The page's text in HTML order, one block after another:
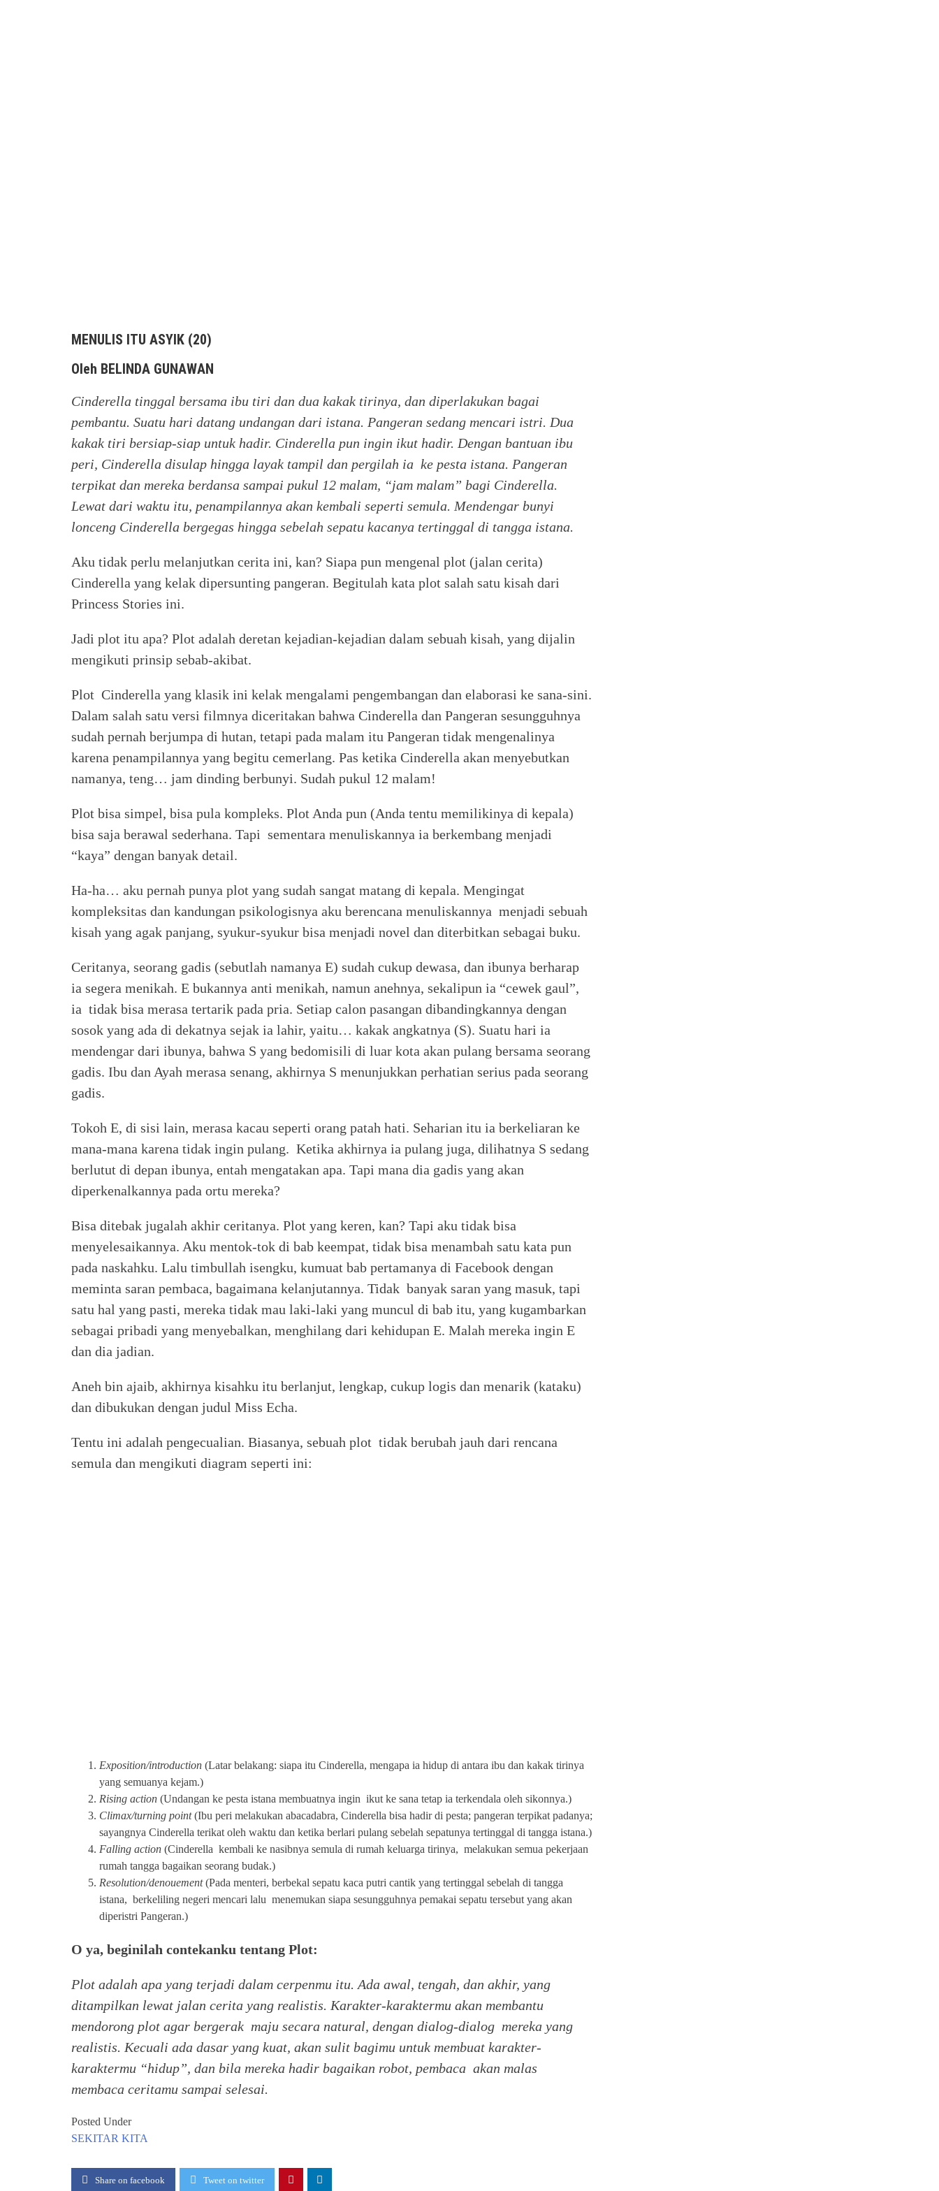
MENULIS ITU ASYIK (20)
Oleh BELINDA GUNAWAN
Cinderella tinggal bersama ibu tiri dan dua kakak tirinya, dan diperlakukan bagai
pembantu. Suatu hari datang undangan dari istana. Pangeran sedang mencari istri. Dua
kakak tiri bersiap-siap untuk hadir. Cinderella pun ingin ikut hadir. Dengan bantuan ibu
peri, Cinderella disulap hingga layak tampil dan pergilah ia ke pesta istana. Pangeran
terpikat dan mereka berdansa sampai pukul 12 malam, “jam malam” bagi Cinderella.
Lewat dari waktu itu, penampilannya akan kembali seperti semula. Mendengar bunyi
lonceng Cinderella bergegas hingga sebelah sepatu kacanya tertinggal di tangga istana.
Aku tidak perlu melanjutkan cerita ini, kan? Siapa pun mengenal plot (jalan cerita)
Cinderella yang kelak dipersunting pangeran. Begitulah kata plot salah satu kisah dari
Princess Stories ini.
Jadi plot itu apa? Plot adalah deretan kejadian-kejadian dalam sebuah kisah, yang dijalin
mengikuti prinsip sebab-akibat.
Plot Cinderella yang klasik ini kelak mengalami pengembangan dan elaborasi ke sana-sini.
Dalam salah satu versi filmnya diceritakan bahwa Cinderella dan Pangeran sesungguhnya
sudah pernah berjumpa di hutan, tetapi pada malam itu Pangeran tidak mengenalinya
karena penampilannya yang begitu cemerlang. Pas ketika Cinderella akan menyebutkan
namanya, teng… jam dinding berbunyi. Sudah pukul 12 malam!
Plot bisa simpel, bisa pula kompleks. Plot Anda pun (Anda tentu memilikinya di kepala)
bisa saja berawal sederhana. Tapi sementara menuliskannya ia berkembang menjadi
“kaya” dengan banyak detail.
Ha-ha… aku pernah punya plot yang sudah sangat matang di kepala. Mengingat
kompleksitas dan kandungan psikologisnya aku berencana menuliskannya menjadi sebuah
kisah yang agak panjang, syukur-syukur bisa menjadi novel dan diterbitkan sebagai buku.
Ceritanya, seorang gadis (sebutlah namanya E) sudah cukup dewasa, dan ibunya berharap
ia segera menikah. E bukannya anti menikah, namun anehnya, sekalipun ia “cewek gaul”,
ia tidak bisa merasa tertarik pada pria. Setiap calon pasangan dibandingkannya dengan
sosok yang ada di dekatnya sejak ia lahir, yaitu… kakak angkatnya (S). Suatu hari ia
mendengar dari ibunya, bahwa S yang bedomisili di luar kota akan pulang bersama seorang
gadis. Ibu dan Ayah merasa senang, akhirnya S menunjukkan perhatian serius pada seorang
gadis.
Tokoh E, di sisi lain, merasa kacau seperti orang patah hati. Seharian itu ia berkeliaran ke
mana-mana karena tidak ingin pulang. Ketika akhirnya ia pulang juga, dilihatnya S sedang
berlutut di depan ibunya, entah mengatakan apa. Tapi mana dia gadis yang akan
diperkenalkannya pada ortu mereka?
Bisa ditebak jugalah akhir ceritanya. Plot yang keren, kan? Tapi aku tidak bisa
menyelesaikannya. Aku mentok-tok di bab keempat, tidak bisa menambah satu kata pun
pada naskahku. Lalu timbullah isengku, kumuat bab pertamanya di Facebook dengan
meminta saran pembaca, bagaimana kelanjutannya. Tidak banyak saran yang masuk, tapi
satu hal yang pasti, mereka tidak mau laki-laki yang muncul di bab itu, yang kugambarkan
sebagai pribadi yang menyebalkan, menghilang dari kehidupan E. Malah mereka ingin E
dan dia jadian.
Aneh bin ajaib, akhirnya kisahku itu berlanjut, lengkap, cukup logis dan menarik (kataku)
dan dibukukan dengan judul Miss Echa.
Tentu ini adalah pengecualian. Biasanya, sebuah plot tidak berubah jauh dari rencana
semula dan mengikuti diagram seperti ini:
Exposition/introduction (Latar belakang: siapa itu Cinderella, mengapa ia hidup di antara ibu dan kakak tirinya
yang semuanya kejam.)
Rising action (Undangan ke pesta istana membuatnya ingin ikut ke sana tetap ia terkendala oleh sikonnya.)
Climax/turning point(Ibu peri melakukan abacadabra, Cinderella bisa hadir di pesta; pangeran terpikat padanya;
sayangnya Cinderella terikat oleh waktu dan ketika berlari pulang sebelah sepatunya tertinggal di tangga istana.)
Falling action (Cinderella kembali ke nasibnya semula di rumah keluarga tirinya, melakukan semua pekerjaan
rumah tangga bagaikan seorang budak.)
Resolution/denouement(Pada menteri, berbekal sepatu kaca putri cantik yang tertinggal sebelah di tangga
istana, berkeliling negeri mencari lalu menemukan siapa sesungguhnya pemakai sepatu tersebut yang akan
diperistri Pangeran.)
O ya, beginilah contekanku tentang Plot:
Plot adalah apa yang terjadi dalam cerpenmu itu. Ada awal, tengah, dan akhir, yang
ditampilkan lewat jalan cerita yang realistis. Karakter-karaktermu akan membantu
mendorong plot agar bergerak maju secara natural, dengan dialog-dialog mereka yang
realistis. Kecuali ada dasar yang kuat, akan sulit bagimu untuk membuat karakter-
karaktermu “hidup”, dan bila mereka hadir bagaikan robot, pembaca akan malas
membaca ceritamu sampai selesai.
Posted Under
SEKITAR KITA
Share on facebook Tweet on twitter